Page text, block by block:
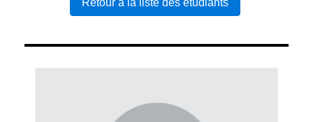
Retour à la liste des étudiants